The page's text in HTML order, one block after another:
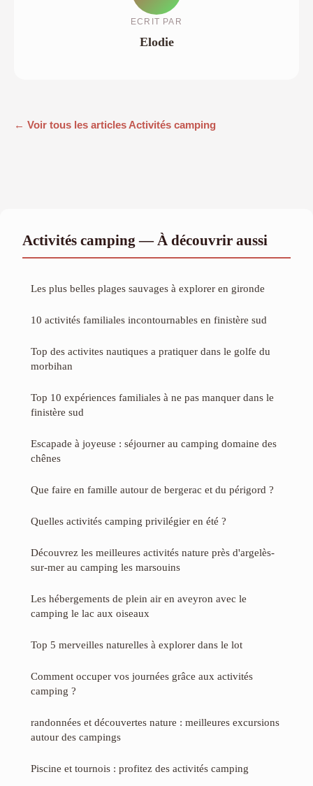
ECRIT PAR
Elodie
← Voir tous les articles Activités camping
Activités camping — À découvrir aussi
Les plus belles plages sauvages à explorer en gironde
10 activités familiales incontournables en finistère sud
Top des activites nautiques a pratiquer dans le golfe du
morbihan
Top 10 expériences familiales à ne pas manquer dans le
finistère sud
Escapade à joyeuse : séjourner au camping domaine des
chênes
Que faire en famille autour de bergerac et du périgord ?
Quelles activités camping privilégier en été ?
Découvrez les meilleures activités nature près d'argelès-
sur-mer au camping les marsouins
Les hébergements de plein air en aveyron avec le
camping le lac aux oiseaux
Top 5 merveilles naturelles à explorer dans le lot
Comment occuper vos journées grâce aux activités
camping ?
randonnées et découvertes nature : meilleures excursions
autour des campings
Piscine et tournois : profitez des activités camping